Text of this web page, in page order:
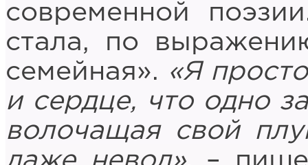
современной
стала, по
семейная». «Я
и сердце, что одно
волочащая свой